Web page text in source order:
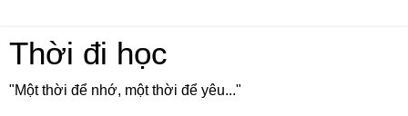
Thời đi học
"Một thời để nhớ, một thời để yêu..."